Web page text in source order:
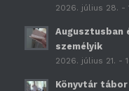
2026. július 28. -
Augusztusban
személyik
2026. július 21. -
Könyvtár tábor